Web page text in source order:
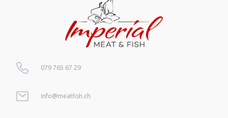
079 765 67 29
info@meatfish.ch